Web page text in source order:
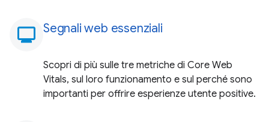
monitoring
Segnali web essenziali
Scopri di più sulle tre metriche di Core Web
Vitals, sul loro funzionamento e sul perché sono
importanti per offrire esperienze utente positive.